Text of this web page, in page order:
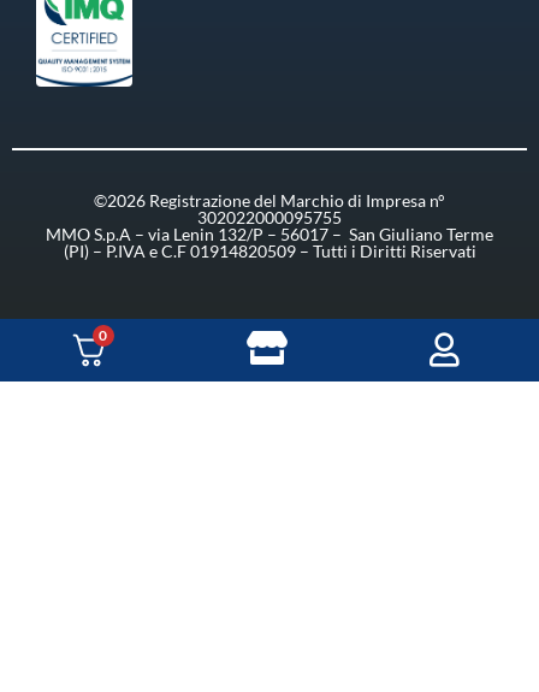
©2026 Registrazione del Marchio di Impresa n°
302022000095755
MMO S.p.A – via Lenin 132/P – 56017 – San Giuliano Terme
(PI) – P.IVA e C.F 01914820509 – Tutti i Diritti Riservati
0